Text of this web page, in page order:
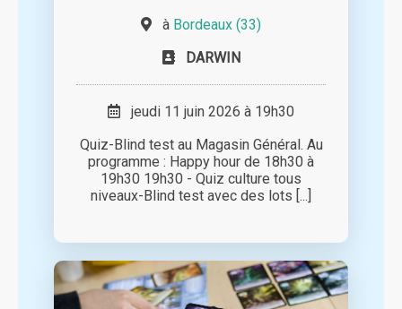
à Bordeaux (33)
DARWIN
jeudi 11 juin 2026 à 19h30
Quiz-Blind test au Magasin Général. Au
programme : Happy hour de 18h30 à
19h30 19h30 - Quiz culture tous
niveaux-Blind test avec des lots [...]